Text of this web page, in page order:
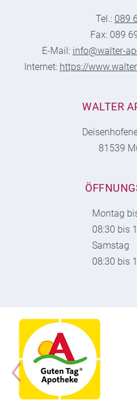
Tel.: 089
Fax: 089
E-Mail: info@walter-
Internet: https://
WALTER
81539
Montag
08:30 bis
Samstag
08:30 bis